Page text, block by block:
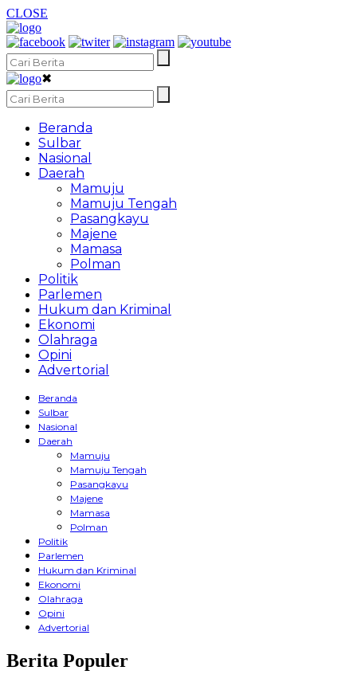
CLOSE
✖
Beranda
Sulbar
Nasional
Daerah
Mamuju
Mamuju Tengah
Pasangkayu
Majene
Mamasa
Polman
Politik
Parlemen
Hukum dan Kriminal
Ekonomi
Olahraga
Opini
Advertorial
Beranda
Sulbar
Nasional
Daerah
Mamuju
Mamuju Tengah
Pasangkayu
Majene
Mamasa
Polman
Politik
Parlemen
Hukum dan Kriminal
Ekonomi
Olahraga
Opini
Advertorial
Berita Populer